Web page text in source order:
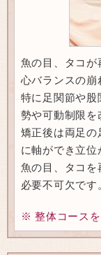
魚の目、タコ
心バランスの崩
特に足関節や
勢や可動制限を
矯正後は両足の
に軸ができ立位
魚の目、タコを
必要不可欠です
※ 整体コースを